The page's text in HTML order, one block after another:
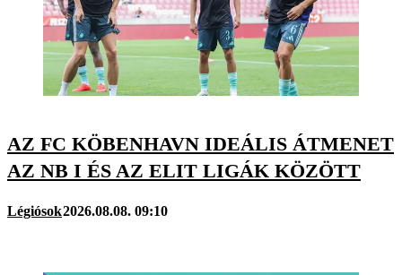
AZ FC KÖBENHAVN IDEÁLIS ÁTMENET
AZ NB I ÉS AZ ELIT LIGÁK KÖZÖTT
Légiósok2026.08.08. 09:10